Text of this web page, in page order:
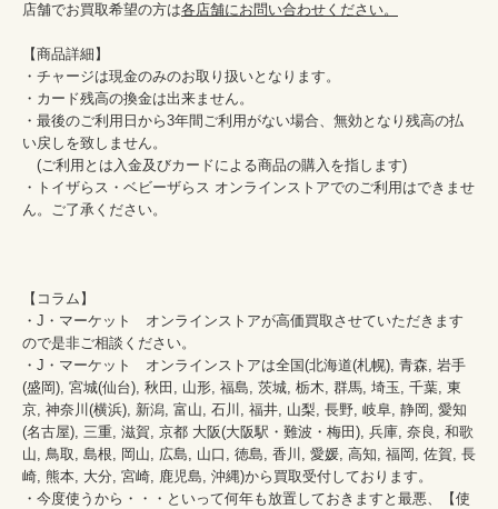
店舗でお買取希望の方は各店舗にお問い合わせください。
【商品詳細】
・チャージは現金のみのお取り扱いとなります。
・カード残高の換金は出来ません。
・最後のご利用日から3年間ご利用がない場合、無効となり残高の払
い戻しを致しません。
(ご利用とは入金及びカードによる商品の購入を指します)
・トイザらス・ベビーザらス オンラインストアでのご利用はできませ
ん。ご了承ください。
【コラム】
・J・マーケット　オンラインストアが高価買取させていただきます
ので是非ご相談ください。
・J・マーケット　オンラインストアは全国(北海道(札幌), 青森, 岩手
(盛岡), 宮城(仙台), 秋田, 山形, 福島, 茨城, 栃木, 群馬, 埼玉, 千葉, 東
京, 神奈川(横浜), 新潟, 富山, 石川, 福井, 山梨, 長野, 岐阜, 静岡, 愛知
(名古屋), 三重, 滋賀, 京都 大阪(大阪駅・難波・梅田), 兵庫, 奈良, 和歌
山, 鳥取, 島根, 岡山, 広島, 山口, 徳島, 香川, 愛媛, 高知, 福岡, 佐賀, 長
崎, 熊本, 大分, 宮崎, 鹿児島, 沖縄)から買取受付しております。
・今度使うから・・・といって何年も放置しておきますと最悪、【使